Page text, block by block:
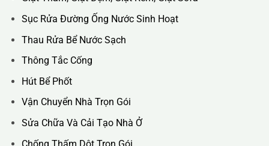
36C Ngõ 89 Lê Đức Thọ - Phường Từ Liêm -
TP Hà Nội
Website : https://kta.vn